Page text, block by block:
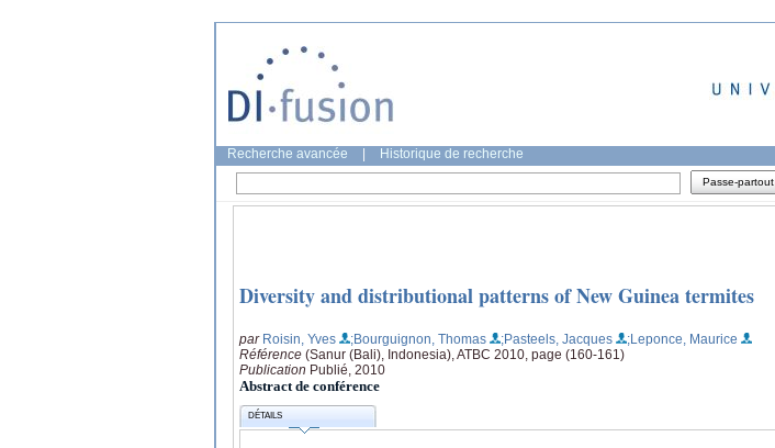
Recherche avancée Historique de recherche
Passe-partout
Diversity and distributional patterns of New Guinea termites
par Roisin, Yves ;Bourguignon, Thomas ;Pasteels, Jacques
;Leponce, Maurice
Référence (Sanur (Bali), Indonesia), ATBC 2010, page (160-161)
Publication Publié, 2010
Abstract de conférence
DÉTAILS